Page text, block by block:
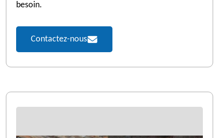
besoin.
Contactez-nous